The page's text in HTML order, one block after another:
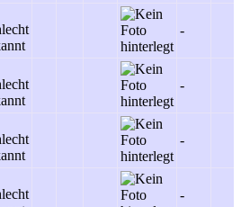
-
-
-
-